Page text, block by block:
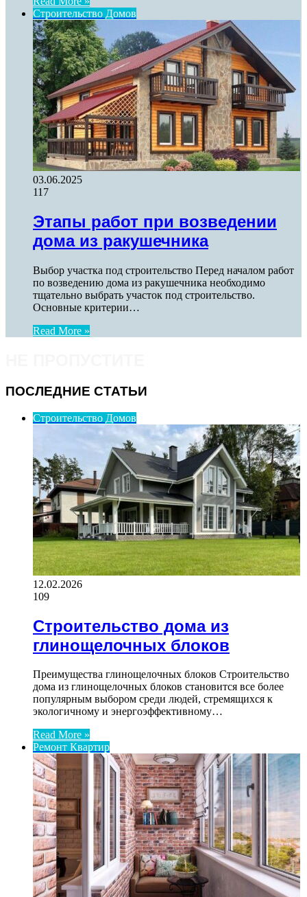
Строительство Домов
03.06.2025
117
Этапы работ при возведении
дома из ракушечника
Выбор участка под строительство Перед началом работ
по возведению дома из ракушечника необходимо
тщательно выбрать участок под строительство.
Основные критерии…
Read More »
ПОСЛЕДНИЕ СТАТЬИ
Строительство Домов
12.02.2026
109
Строительство дома из
глинощелочных блоков
Преимущества глинощелочных блоков Строительство
дома из глинощелочных блоков становится все более
популярным выбором среди людей, стремящихся к
экологичному и энергоэффективному…
Read More »
Ремонт Квартир